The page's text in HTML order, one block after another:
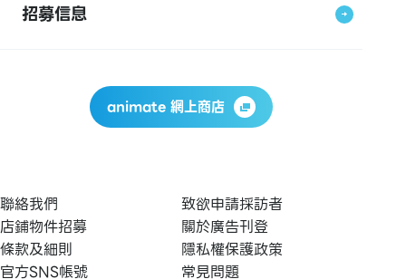
招募信息
animate 網上商店
聯絡我們
致欲申請採訪者
店鋪物件招募
關於廣告刊登
條款及細則
隱私權保護政策
官方SNS帳號
常見問題